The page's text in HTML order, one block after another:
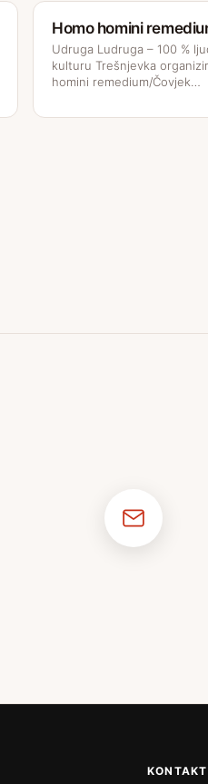
Homo homini
Udruga Ludruga – 100 %
kulturu Trešnjevka
homini remedium/Čovjek…
KONTAKT